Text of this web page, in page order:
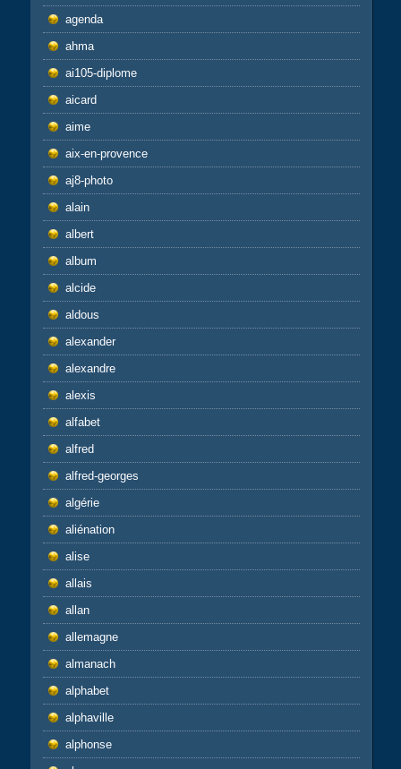
agenda
ahma
ai105-diplome
aicard
aime
aix-en-provence
aj8-photo
alain
albert
album
alcide
aldous
alexander
alexandre
alexis
alfabet
alfred
alfred-georges
algérie
aliénation
alise
allais
allan
allemagne
almanach
alphabet
alphaville
alphonse